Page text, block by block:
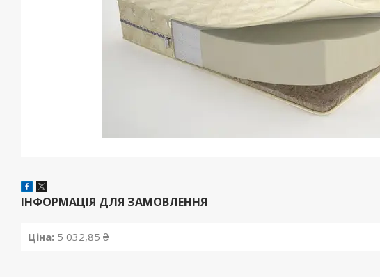
ІНФОРМАЦІЯ ДЛЯ ЗАМОВЛЕННЯ
Ціна: 5 032,85 ₴